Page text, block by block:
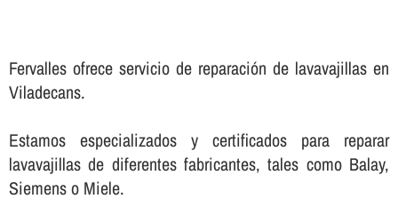
Fervalles ofrece servicio de reparación de lavavajillas en
Viladecans.
Estamos especializados y certificados para reparar
lavavajillas de diferentes fabricantes, tales como Balay,
Siemens o Miele.